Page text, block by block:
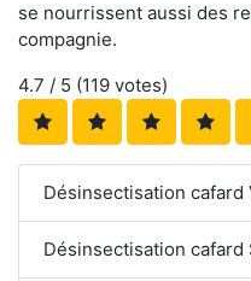
se nourrissent aussi des
compagnie.
4.7 / 5 (119 votes)
Désinsectisation cafard
Désinsectisation